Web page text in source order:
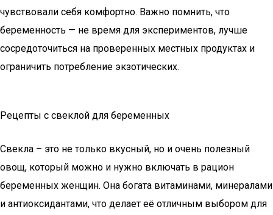
чувствовали себя комфортно. Важно помнить, что
беременность — не время для экспериментов, лучше
сосредоточиться на проверенных местных продуктах и
ограничить потребление экзотических.
Рецепты с свеклой для беременных
Свекла – это не только вкусный, но и очень полезный
овощ, который можно и нужно включать в рацион
беременных женщин. Она богата витаминами, минералами
и антиоксидантами, что делает её отличным выбором для